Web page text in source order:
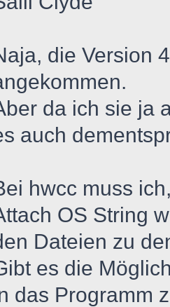
die Version
da ich sie ja
auch
hwcc muss
OS String
Dateien zu
es die
das Programm